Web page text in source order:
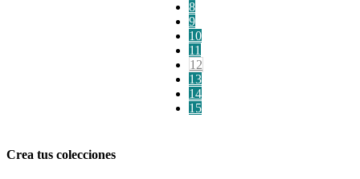
8
9
10
11
12
13
14
15
Crea tus colecciones